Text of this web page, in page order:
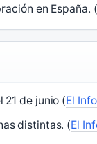
en España. (
21 de junio (El
distintas. (El